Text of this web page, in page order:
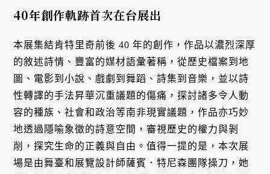
40年創作軌跡首次在台展出
本展集結肯特里奇前後 40 年的創作，作品以濃烈深厚
的敘述詩情、豐富的媒材語彙著稱，從歷史檔案到地
圖、電影到小說、戲劇到舞蹈、詩集到音樂，並以詩
性轉譯的手法昇華沉重議題的傷痛，探討諸多令人動
容的種族、社會和政治等南非現實議題，作品亦巧妙
地透過隱喻象徵的詩意空間，審視歷史的權力與剝
削，探究生命的正義與自由。值得一提的是，本次展
場是由舞臺和展覽設計師薩賓．特尼森團隊操刀，她